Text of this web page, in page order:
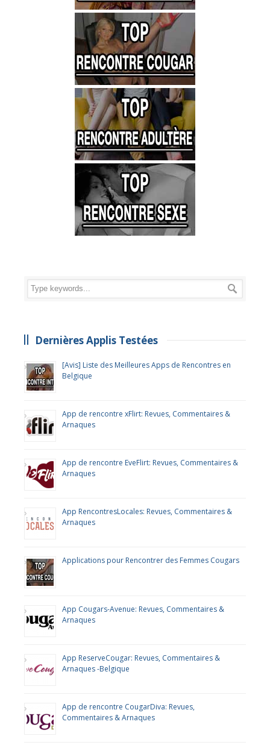
Dernières Applis Testées
[Avis] Liste des Meilleures Apps de Rencontres en
Belgique
App de rencontre xFlirt: Revues, Commentaires &
Arnaques
App de rencontre EveFlirt: Revues, Commentaires &
Arnaques
App RencontresLocales: Revues, Commentaires &
Arnaques
Applications pour Rencontrer des Femmes Cougars
App Cougars-Avenue: Revues, Commentaires &
Arnaques
App ReserveCougar: Revues, Commentaires &
Arnaques -Belgique
App de rencontre CougarDiva: Revues,
Commentaires & Arnaques